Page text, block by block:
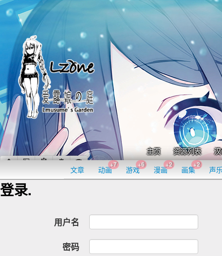
主页 资源列表
文章 动画
+7
游戏
+6
漫画
+2
画集
+2
声
登录.
用户名
密码